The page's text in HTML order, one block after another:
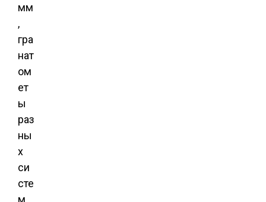
мм
,
гра
нат
ом
ет
ы
раз
ны
х
си
сте
м,